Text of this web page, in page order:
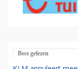
Best gelezen